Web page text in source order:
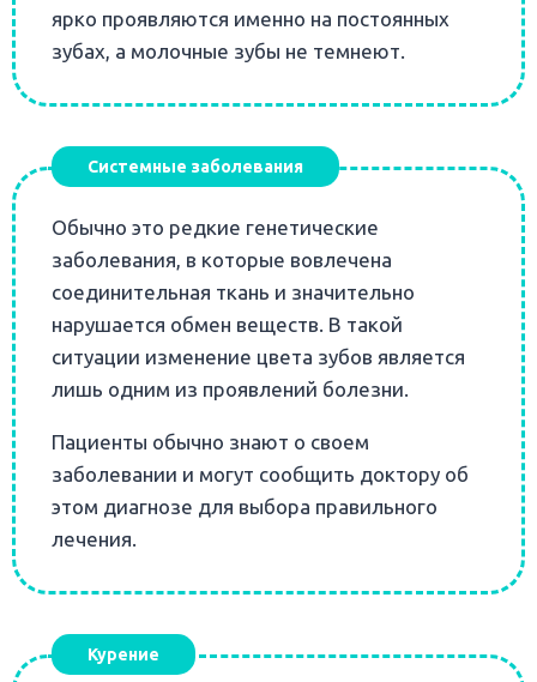
ярко проявляются именно на постоянных
зубах, а молочные зубы не темнеют.
Системные заболевания
Обычно это редкие генетические
заболевания, в которые вовлечена
соединительная ткань и значительно
нарушается обмен веществ. В такой
ситуации изменение цвета зубов является
лишь одним из проявлений болезни.
Пациенты обычно знают о своем
заболевании и могут сообщить доктору об
этом диагнозе для выбора правильного
лечения.
Курение